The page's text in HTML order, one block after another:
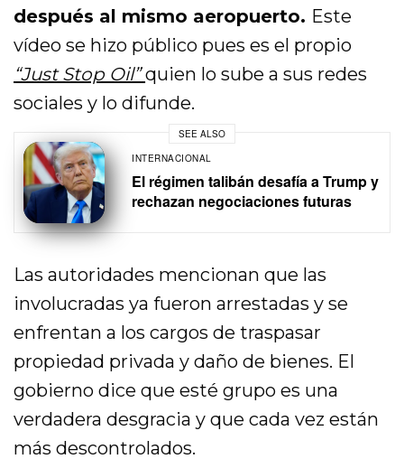
después al mismo aeropuerto. Este
vídeo se hizo público pues es el propio
“Just Stop Oil” quien lo sube a sus redes
sociales y lo difunde.
SEE ALSO
INTERNACIONAL
El régimen talibán desafía a Trump y
rechazan negociaciones futuras
Las autoridades mencionan que las
involucradas ya fueron arrestadas y se
enfrentan a los cargos de traspasar
propiedad privada y daño de bienes. El
gobierno dice que esté grupo es una
verdadera desgracia y que cada vez están
más descontrolados.